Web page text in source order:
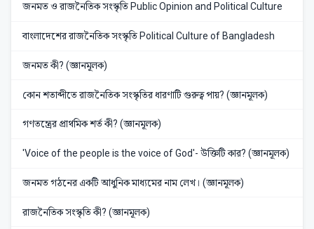
জনমত ও রাজনৈতিক সংস্কৃতি Public Opinion and Political Culture
বাংলাদেশের রাজনৈতিক সংস্কৃতি Political Culture of Bangladesh
জনমত কী? (জ্ঞানমূলক)
কোন শতাব্দীতে রাজনৈতিক সংস্কৃতির ধারণাটি গুরুত্ব পায়? (জ্ঞানমূলক)
গণতন্ত্রের প্রাথমিক শর্ত কী? (জ্ঞানমূলক)
'Voice of the people is the voice of God'- উক্তিটি কার? (জ্ঞানমূলক)
জনমত গঠনের একটি আধুনিক মাধ্যমের নাম লেখ। (জ্ঞানমূলক)
রাজনৈতিক সংস্কৃতি কী? (জ্ঞানমূলক)